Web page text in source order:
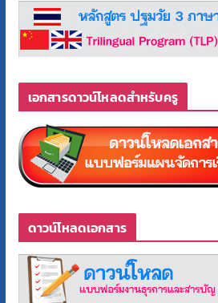
เอกสารดาวน์โหลดสำหรับครู
ดาวน์โหลดเอกสาร